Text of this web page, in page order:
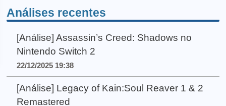
Análises recentes
[Análise] Assassin’s Creed: Shadows no
Nintendo Switch 2
22/12/2025 19:38
[Análise] Legacy of Kain:Soul Reaver 1 & 2
Remastered